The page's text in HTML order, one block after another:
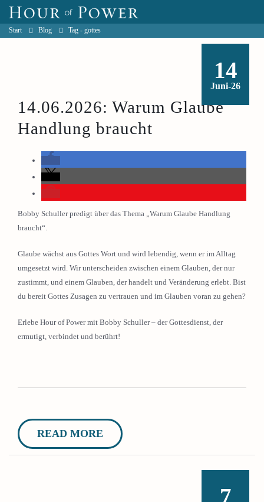
Start Blog Tag - gottes
14
Juni-26
14.06.2026: Warum Glaube
Handlung braucht
Bobby Schuller predigt über das Thema „Warum Glaube Handlung
braucht“.
Glaube wächst aus Gottes Wort und wird lebendig, wenn er im Alltag
umgesetzt wird. Wir unterscheiden zwischen einem Glauben, der nur
zustimmt, und einem Glauben, der handelt und Veränderung erlebt. Bist
du bereit Gottes Zusagen zu vertrauen und im Glauben voran zu gehen?
Erlebe Hour of Power mit Bobby Schuller – der Gottesdienst, der
ermutigt, verbindet und berührt!
READ MORE
7